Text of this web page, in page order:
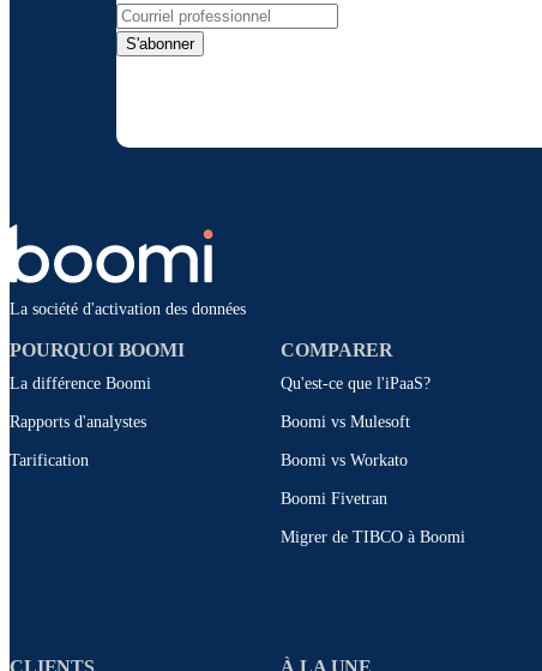
S'abonner
La société d'activation des données
POURQUOI BOOMI
La différence Boomi
Rapports d'analystes
Tarification
COMPARER
Qu'est-ce que l'iPaaS?
Boomi vs Mulesoft
Boomi vs Workato
Boomi Fivetran
Migrer de TIBCO à Boomi
CLIENTS À LA UNE